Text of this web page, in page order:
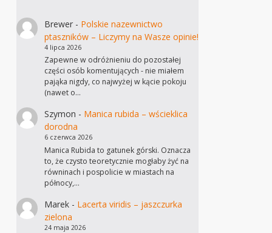
Brewer- Polskie nazewnictwo
ptaszników – Liczymy na Wasze opinie!
4 lipca 2026
Zapewne w odróżnieniu do pozostałej
części osób komentujących - nie miałem
pająka nigdy, co najwyżej w kącie pokoju
(nawet o…
Szymon - Manica rubida – wścieklica
dorodna
6 czerwca 2026
Manica Rubida to gatunek górski. Oznacza
to, że czysto teoretycznie mogłaby żyć na
równinach i pospolicie w miastach na
północy,…
Marek- Lacerta viridis – jaszczurka
zielona
24 maja 2026